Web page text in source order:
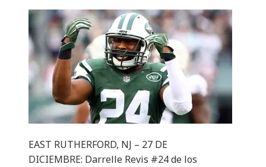
EAST RUTHERFORD, NJ – 27 DE
DICIEMBRE: Darrelle Revis #24 de los